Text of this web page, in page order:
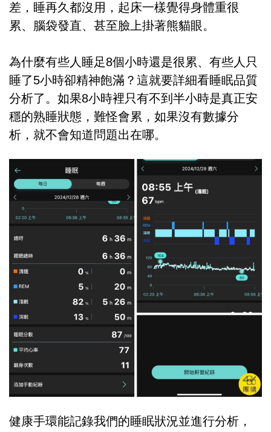
差，睡再久都沒用，起床一樣覺得身體重很
累、腦袋發直、甚至臉上掛著熊貓眼。
為什麼有些人睡足8個小時還是很累、有些人只
睡了5小時卻精神飽滿？這就要詳細看睡眠品質
分析了。如果8小時裡只有不到半小時是真正安
穩的熟睡狀態，難怪會累，如果沒有數據分
析，就不會知道問題出在哪。
健康手環能記錄我們的睡眠狀況並進行分析，